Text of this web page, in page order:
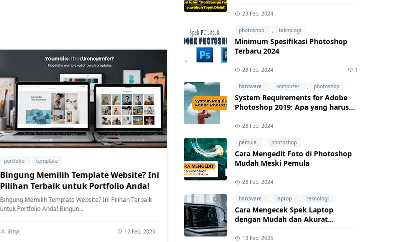
portfolio template
Bingung Memilih Template Website? Ini
Pilihan Terbaik untuk Portfolio Anda!
Bingung Memilih Template Website? Ini Pilihan Terbaik
untuk Portfolio Anda! Bingun...
iRhyt 12 Feb, 2025
23 Feb, 2024
photoshop , teknologi
Minimum Spesifikasi Photoshop
Terbaru 2024
23 Feb, 2024 1
hardware , komputer , photoshop
System Requirements for Adobe
Photoshop 2019: Apa yang harus
23 Feb, 2024
pemula , photoshop
Cara Mengedit Foto di Photoshop
Mudah Meski Pemula
23 Feb, 2024
hardware , laptop , teknologi
Cara Mengecek Spek Laptop
dengan Mudah dan Akurat
13 Feb, 2025